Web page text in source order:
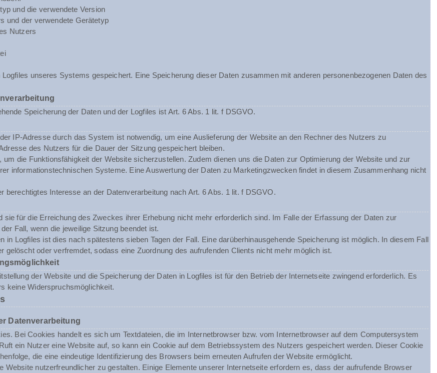
und die verwendete Version
und der verwendete Gerätetyp
Nutzers
unseres Systems gespeichert. Eine Speicherung dieser Daten zusammen mit anderen personenbezogenen Daten des
Speicherung der Daten und der Logfiles ist Art. 6 Abs. 1 lit. f DSGVO.
IP-Adresse durch das System ist notwendig, um eine Auslieferung der Website an den Rechner des Nutzers zu
des Nutzers für die Dauer der Sitzung gespeichert bleiben.
um die Funktionsfähigkeit der Website sicherzustellen. Zudem dienen uns die Daten zur Optimierung der Website und zur
informationstechnischen Systeme. Eine Auswertung der Daten zu Marketingzwecken findet in diesem Zusammenhang nicht
berechtigtes Interesse an der Datenverarbeitung nach Art. 6 Abs. 1 lit. f DSGVO.
sie für die Erreichung des Zweckes ihrer Erhebung nicht mehr erforderlich sind. Im Falle der Erfassung der Daten zur
Fall, wenn die jeweilige Sitzung beendet ist.
in Logfiles ist dies nach spätestens sieben Tagen der Fall. Eine darüberhinausgehende Speicherung ist möglich. In diesem Fall
gelöscht oder verfremdet, sodass eine Zuordnung des aufrufenden Clients nicht mehr möglich ist.
der Website und die Speicherung der Daten in Logfiles ist für den Betrieb der Internetseite zwingend erforderlich. Es
keine Widerspruchsmöglichkeit.
Datenverarbeitung
Bei Cookies handelt es sich um Textdateien, die im Internetbrowser bzw. vom Internetbrowser auf dem Computersystem
ein Nutzer eine Website auf, so kann ein Cookie auf dem Betriebssystem des Nutzers gespeichert werden. Dieser Cookie
die eine eindeutige Identifizierung des Browsers beim erneuten Aufrufen der Website ermöglicht.
Website nutzerfreundlicher zu gestalten. Einige Elemente unserer Internetseite erfordern es, dass der aufrufende Browser